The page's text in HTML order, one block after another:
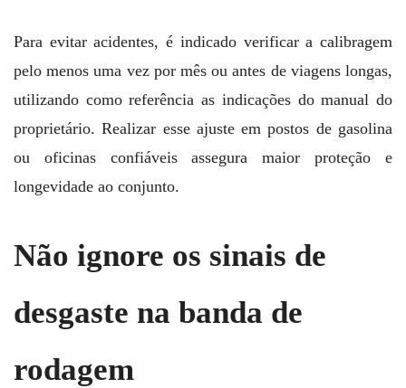
Para evitar acidentes, é indicado verificar a calibragem
pelo menos uma vez por mês ou antes de viagens longas,
utilizando como referência as indicações do manual do
proprietário. Realizar esse ajuste em postos de gasolina
ou oficinas confiáveis assegura maior proteção e
longevidade ao conjunto.
Não ignore os sinais de
desgaste na banda de
rodagem